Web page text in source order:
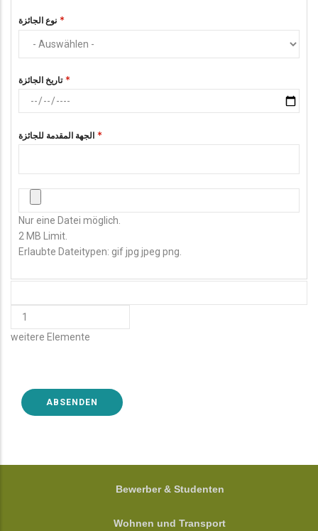
نوع الجائزة
تاريخ الجائزة
الجهة المقدمة للجائزة
Nur eine Datei möglich.
2 MB Limit.
Erlaubte Dateitypen: gif jpg jpeg png.
HINZUFÜGEN
ELEMENTE
weitere Elemente
FOOTER
Bewerber & Studenten
Wohnen und Transport